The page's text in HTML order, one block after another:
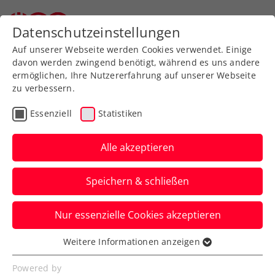
Zurück zur Newsübersicht
ATP
US Open: Ofner bleibt
gegen Ruud ohne
Satzgewinn
Das ÖTV-Ass unterliegt, leicht
gehandicapt, dem Skandinavier in der
New Yorker Nightsession.
Verfasst von: Manuel Wachta, 26.08.2025
Datenschutzeinstellungen
Auf unserer Webseite werden Cookies verwendet. Einige
davon werden zwingend benötigt, während es uns andere
ermöglichen, Ihre Nutzererfahrung auf unserer Webseite
zu verbessern.
Essenziell Statistiken
Alle akzeptieren
Speichern & schließen
Nur essenzielle Cookies akzeptieren
Essenziell
Essenzielle Cookies werden für grundlegende
Weitere Informationen anzeigen
Powered by